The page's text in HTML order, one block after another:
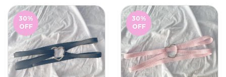
30%
OFF
30%
OFF